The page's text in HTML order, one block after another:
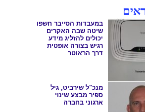
במעבדות הסייבר חשפו
שיטה שבה האקרים
יכולים להזליג מידע
רגיש בצורה אופטית
דרך הראוטר
מנכ"ל שירביט, גיל
ספיר מבצע שינוי
ארגוני בחברה